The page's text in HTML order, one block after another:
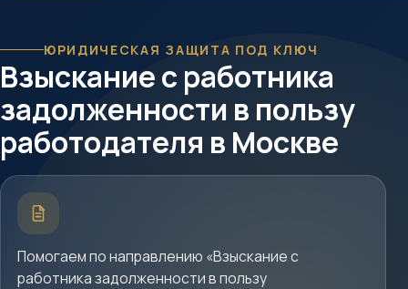
в
пользу
работодателя
в
Москве
ЮРИДИЧЕСКАЯ ЗАЩИТА ПОД КЛЮЧ
Взыскание с работника
задолженности в пользу
работодателя в Москве
Краткое
описание
услуги
Помогаем по направлению «Взыскание с
работника задолженности в пользу